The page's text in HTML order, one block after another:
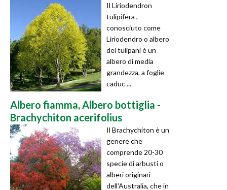
Il Liriodendron
tulipifera ,
conosciuto come
Liriodendro o albero
dei tulipani è un
albero di media
grandezza, a foglie
caduc ...
Albero fiamma, Albero bottiglia -
Brachychiton acerifolius
Il Brachychiton è un
genere che
comprende 20-30
specie di arbusti o
alberi originari
dell'Australia, che in